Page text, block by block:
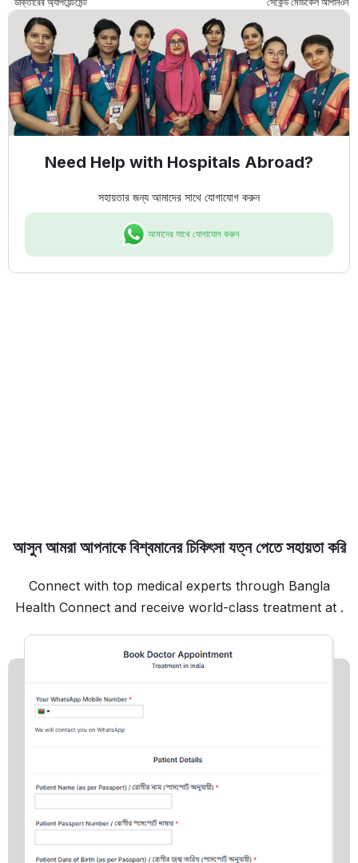
Need Help with Hospitals Abroad?
সহায়তার জন্য আমাদের সাথে যোগাযোগ করুন
আমাদের সাথে যোগাযোগ করুন
আসুন আমরা আপনাকে বিশ্বমানের চিকিৎসা যত্ন পেতে সহায়তা করি
Connect with top medical experts through Bangla
Health Connect and receive world-class treatment at .